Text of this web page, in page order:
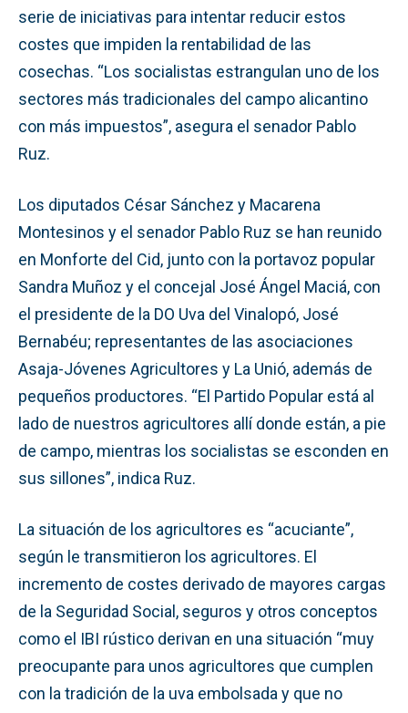
serie de iniciativas para intentar reducir estos
costes que impiden la rentabilidad de las
cosechas. “Los socialistas estrangulan uno de los
sectores más tradicionales del campo alicantino
con más impuestos”, asegura el senador Pablo
Ruz.
Los diputados César Sánchez y Macarena
Montesinos y el senador Pablo Ruz se han reunido
en Monforte del Cid, junto con la portavoz popular
Sandra Muñoz y el concejal José Ángel Maciá, con
el presidente de la DO Uva del Vinalopó, José
Bernabéu; representantes de las asociaciones
Asaja-Jóvenes Agricultores y La Unió, además de
pequeños productores. “El Partido Popular está al
lado de nuestros agricultores allí donde están, a pie
de campo, mientras los socialistas se esconden en
sus sillones”, indica Ruz.
La situación de los agricultores es “acuciante”,
según le transmitieron los agricultores. El
incremento de costes derivado de mayores cargas
de la Seguridad Social, seguros y otros conceptos
como el IBI rústico derivan en una situación “muy
preocupante para unos agricultores que cumplen
con la tradición de la uva embolsada y que no